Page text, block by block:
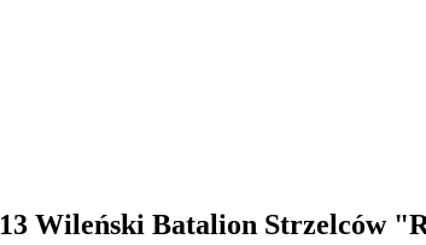
13 Wileński Batalion Strzelców